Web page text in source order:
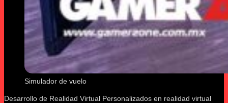
Simulador de vuelo
Desarrollo de Realidad Virtual Personalizados en realidad virtual